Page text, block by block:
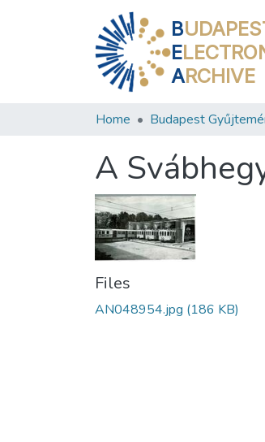
B
E
ARCHIVE
Home Budapest
A
Files
AN048954.jpg (186 KB)